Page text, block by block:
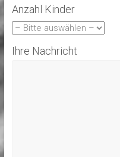
Anzahl Kinder
Ihre Nachricht